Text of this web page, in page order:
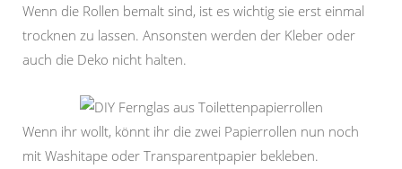
Wenn die Rollen bemalt sind, ist es wichtig sie erst einmal
trocknen zu lassen. Ansonsten werden der Kleber oder
auch die Deko nicht halten.
Wenn ihr wollt, könnt ihr die zwei Papierrollen nun noch
mit Washitape oder Transparentpapier bekleben.